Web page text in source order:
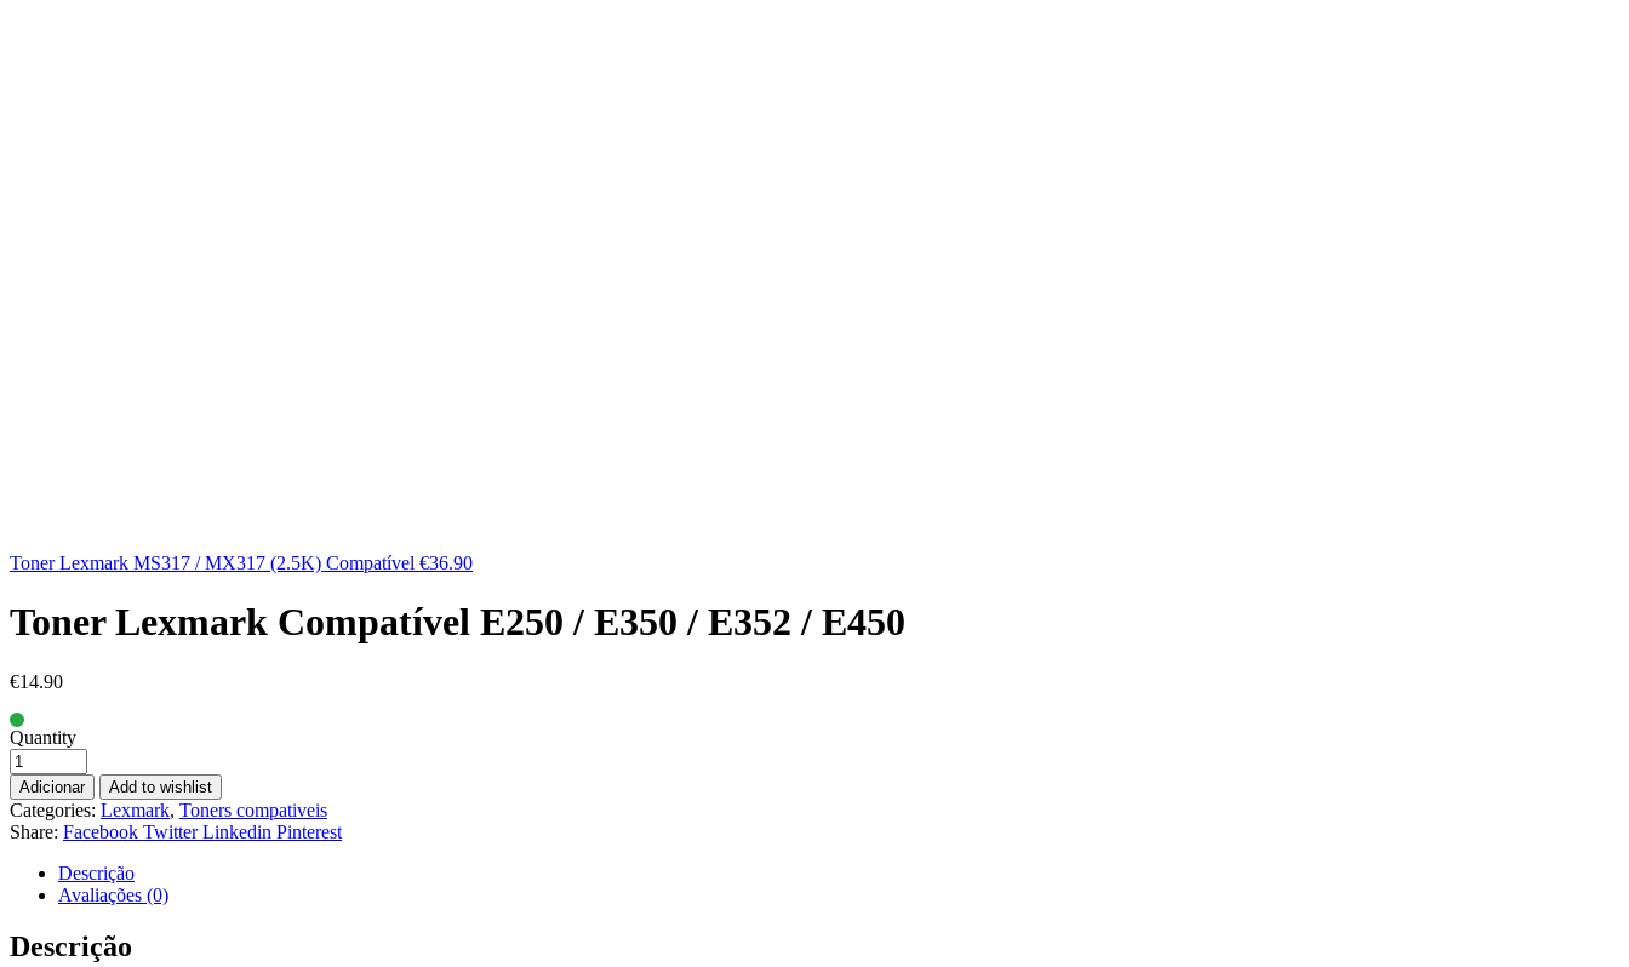
Toner Lexmark MS317 / MX317 (2.5K) Compatível €36.90
Toner Lexmark Compatível E250 / E350 / E352 / E450
€14.90
Quantity
Adicionar Add to wishlist
Categories: Lexmark, Toners compativeis
Share: Facebook Twitter Linkedin Pinterest
Descrição
Avaliações (0)
Descrição